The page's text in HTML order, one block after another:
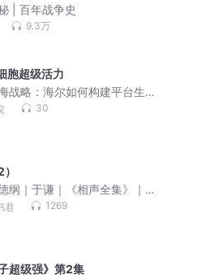
| 百年战争史
9.3万
胞超级活力
战略：海尔如何构建平台生
30
纲｜于谦｜《相声全集》｜
君 1269
超级强》第2集